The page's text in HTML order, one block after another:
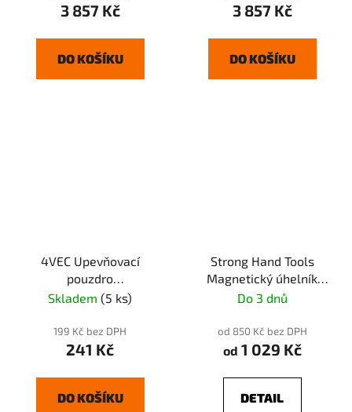
3 857 Kč
DO KOŠÍKU
3 857 Kč
DO KOŠÍKU
4VEC Upevňovací
pouzdro
RM400L/RM500W
Skladem (5 ks)
199 Kč bez DPH
241 Kč
DO KOŠÍKU
Strong Hand Tools
Magnetický úhelník
ADJUST-O
Do 3 dnů
od 850 Kč bez DPH
od 1 029 Kč
DETAIL